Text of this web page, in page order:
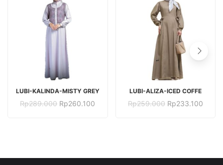
TAMBAH KE KERANJANG
LUBI-KALINDA-MISTY GREY
Rp289.000 Harga
Rp260.100
TAMBAH KE KERANJANG
LUBI-ALIZA-ICED COFFE
Rp259.000 Harga
Rp233.100Harga